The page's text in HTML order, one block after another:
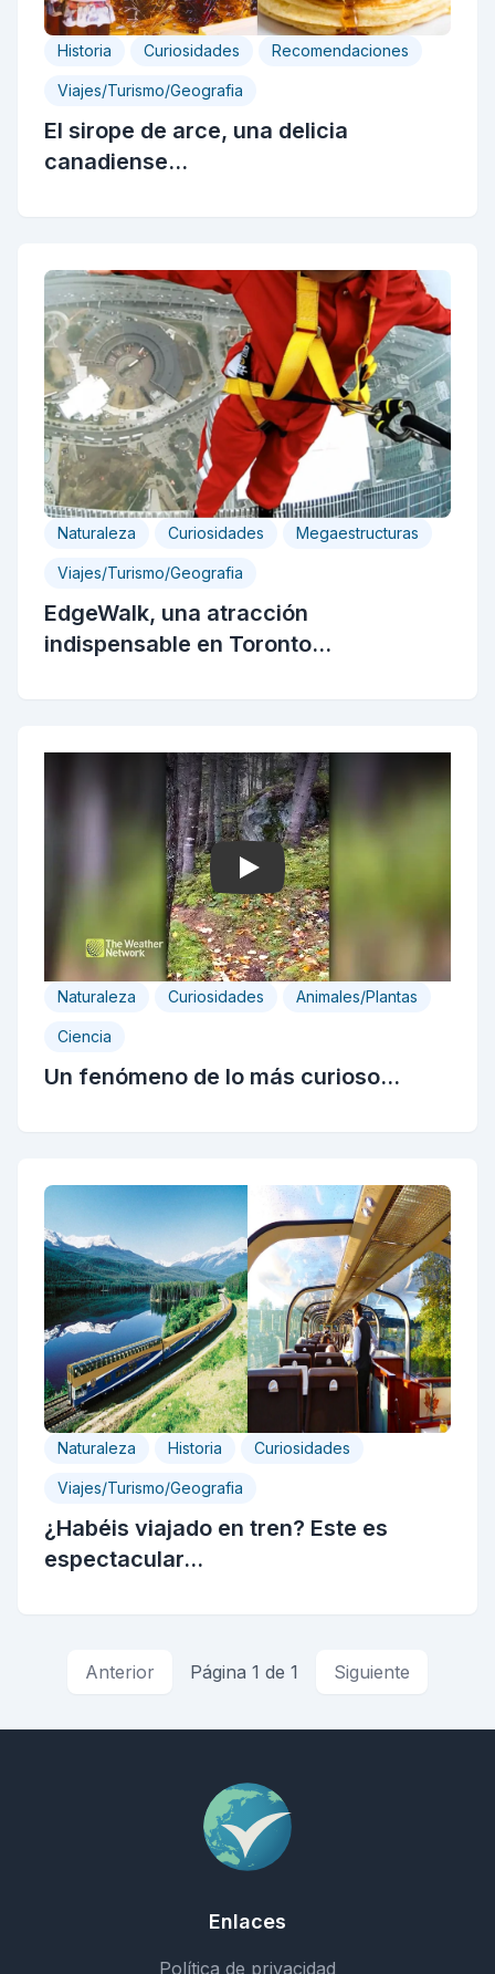
Historia Curiosidades Recomendaciones
Viajes/Turismo/Geografia
El sirope de arce, una delicia
canadiense...
Naturaleza Curiosidades Megaestructuras
Viajes/Turismo/Geografia
EdgeWalk, una atracción
indispensable en Toronto...
Play
Naturaleza Curiosidades Animales/Plantas
Ciencia
Un fenómeno de lo más curioso...
Naturaleza Historia Curiosidades
Viajes/Turismo/Geografia
¿Habéis viajado en tren? Este es
espectacular...
Anterior Página 1 de 1 Siguiente
Enlaces
Política de privacidad